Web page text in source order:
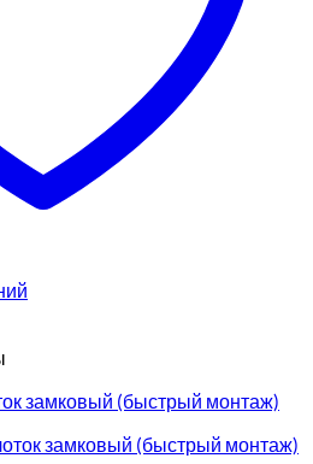
замковый (быстрый монтаж)